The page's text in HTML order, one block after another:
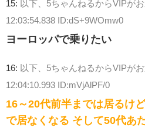
15: 以下、5ちゃんねるからVIPが
12:03:54.838 ID:dS+9WOmw0
ヨーロッパで乗りたい
16: 以下、5ちゃんねるからVIPが
12:04:10.993 ID:mVjAlPF/0
16～20代前半までは居るけ
で居なくなる そして50代あ